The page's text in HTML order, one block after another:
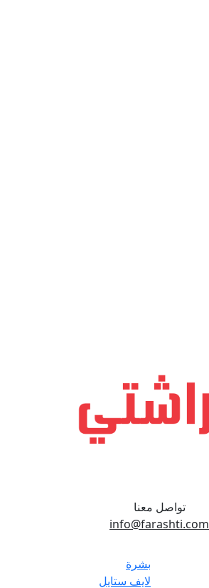
تواصل معنا
info@farashti.com
بشرة
لايف ستايل